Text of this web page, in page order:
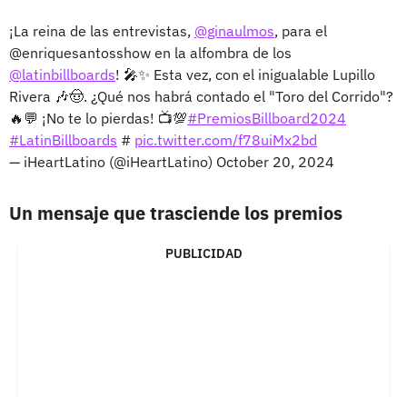
¡La reina de las entrevistas, @ginaulmos, para el
@enriquesantosshow en la alfombra de los
@latinbillboards! 🎤✨ Esta vez, con el inigualable Lupillo
Rivera 🎶🤠. ¿Qué nos habrá contado el "Toro del Corrido"?
🔥💬 ¡No te lo pierdas! 📺💯#PremiosBillboard2024
#LatinBillboards # pic.twitter.com/f78uiMx2bd
— iHeartLatino (@iHeartLatino) October 20, 2024
Un mensaje que trasciende los premios
PUBLICIDAD